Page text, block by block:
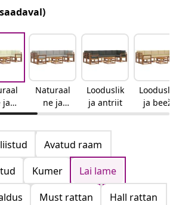
ja
Naturaal
ne ja
helehall
Looduslik
ja antriit
Looduslik
ja beež
Avatud raam
Kumer
Lai lame
Must rattan
Hall rattan